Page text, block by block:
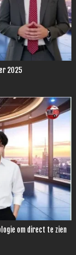
2025
om direct te zien